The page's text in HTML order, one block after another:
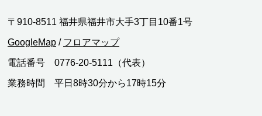
〒910-8511 福井県福井市大手3丁目10番1号
GoogleMap / フロアマップ
電話番号 0776-20-5111（代表）
業務時間 平日8時30分から17時15分